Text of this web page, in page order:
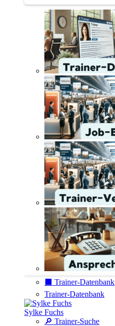
⬛️ Trainer-Datenbank
Trainer-Datenbank
Sylke Fuchs
🔎 Trainer-Suche